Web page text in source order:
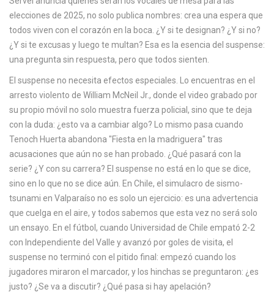
elecciones de 2025, no solo publica nombres: crea una espera que
todos viven con el corazón en la boca. ¿Y si te designan? ¿Y si no?
¿Y si te excusas y luego te multan? Esa es la esencia del suspense:
una pregunta sin respuesta, pero que todos sienten.
El suspense no necesita efectos especiales. Lo encuentras en el
arresto violento de William McNeil Jr., donde el video grabado por
su propio móvil no solo muestra fuerza policial, sino que te deja
con la duda: ¿esto va a cambiar algo? Lo mismo pasa cuando
Tenoch Huerta abandona "Fiesta en la madriguera" tras
acusaciones que aún no se han probado. ¿Qué pasará con la
serie? ¿Y con su carrera? El suspense no está en lo que se dice,
sino en lo que no se dice aún. En Chile, el simulacro de sismo-
tsunami en Valparaíso no es solo un ejercicio: es una advertencia
que cuelga en el aire, y todos sabemos que esta vez no será solo
un ensayo. En el fútbol, cuando Universidad de Chile empató 2-2
con Independiente del Valle y avanzó por goles de visita, el
suspense no terminó con el pitido final: empezó cuando los
jugadores miraron el marcador, y los hinchas se preguntaron: ¿es
justo? ¿Se va a discutir? ¿Qué pasa si hay apelación?